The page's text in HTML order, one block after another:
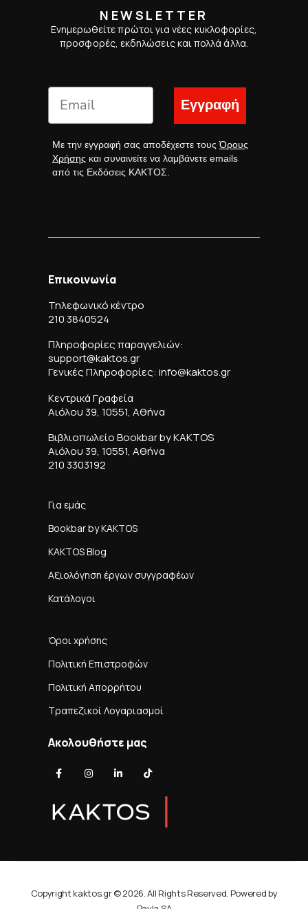
NEWSLETTER
Ενημερωθείτε πρώτοι για νέες κυκλοφορίες,
προσφορές, εκδηλώσεις και πολλά άλλα.
Εγγραφή
Με την εγγραφή σας αποδέχεστε τουςΌρους
Χρήσης και συναινείτε να λαμβάνετε emails
από τις Εκδόσεις ΚΑΚΤΟΣ.
Επικοινωνία
Τηλεφωνικό κέντρο
210 3840524
Πληροφορίες παραγγελιών:
support@kaktos.gr
Γενικές Πληροφορίες: info@kaktos.gr
Κεντρικά Γραφεία
Αιόλου 39, 10551, Αθήνα
Βιβλιοπωλείο Bookbar by KAKTOS
Αιόλου 39, 10551, Αθήνα
210 3303192
Για εμάς
Bookbar by KAKTOS
KAKTOS Blog
Αξιολόγηση έργων συγγραφέων
Κατάλογοι
Όροι χρήσης
Πολιτική Επιστροφών
Πολιτική Απορρήτου
Τραπεζικοί Λογαριασμοί
Ακολουθήστε μας
Copyright kaktos.gr © 2026. All Rights Reserved. Powered by